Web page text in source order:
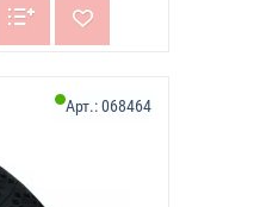
Арт.:068464